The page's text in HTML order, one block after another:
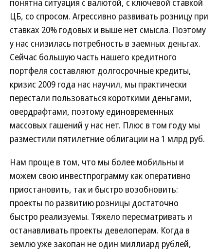
понятна ситуация с валютой, с ключевой ставкой
ЦБ, со спросом. Агрессивно развивать розницу при
ставках 20% годовых и выше нет смысла. Поэтому
у нас снизилась потребность в заемных деньгах.
Сейчас большую часть нашего кредитного
портфеля составляют долгосрочные кредиты,
кризис 2009 года нас научил, мы практически
перестали пользоваться короткими деньгами,
овердрафтами, поэтому единовременных
массовых гашений у нас нет. Плюс в том году мы
разместили пятилетние облигации на 1 млрд руб.
Нам проще в том, что мы более мобильны и
можем свою инвестпрограмму как оперативно
приостановить, так и быстро возобновить:
проекты по развитию розницы достаточно
быстро реализуемы. Тяжело пересматривать и
останавливать проекты девелоперам. Когда в
землю уже закопан не один миллиард рублей,